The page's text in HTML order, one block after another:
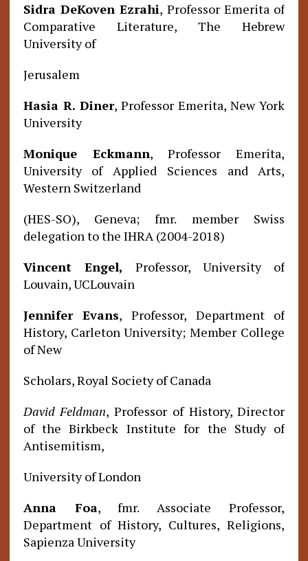
Sidra DeKoven Ezrahi, Professor Emerita of
Comparative Literature, The Hebrew
University of
Jerusalem
Hasia R. Diner, Professor Emerita, New York
University
Monique Eckmann, Professor Emerita,
University of Applied Sciences and Arts,
Western Switzerland
(HES-SO), Geneva; fmr. member Swiss
delegation to the IHRA (2004-2018)
Vincent Engel, Professor, University of
Louvain, UCLouvain
Jennifer Evans, Professor, Department of
History, Carleton University; Member College
of New
Scholars, Royal Society of Canada
David Feldman, Professor of History, Director
of the Birkbeck Institute for the Study of
Antisemitism,
University of London
Anna Foa, fmr. Associate Professor,
Department of History, Cultures, Religions,
Sapienza University